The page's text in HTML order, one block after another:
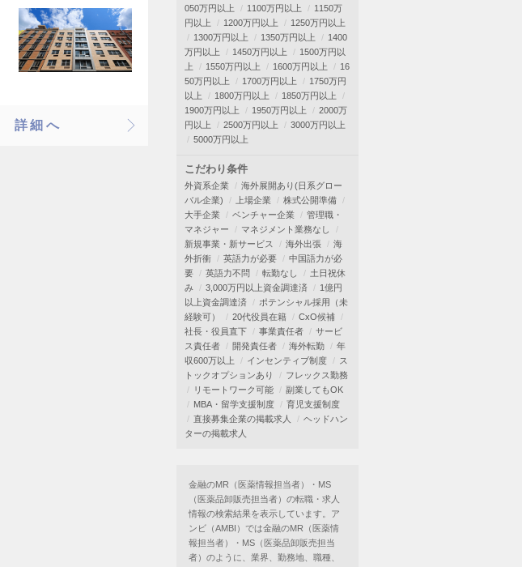
詳細へ
050万円以上
1100万円以上
1150万
円以上
1200万円以上
1250万円以上
1300万円以上
1350万円以上
1400
万円以上
1450万円以上
1500万円以
上
1550万円以上 1600万円以上
16
50万円以上
1700万円以上
1750万円
以上
1800万円以上
1850万円以上
1900万円以上
1950万円以上
2000万
円以上
2500万円以上
3000万円以上
5000万円以上
こだわり条件
外資系企業
海外展開あり(日系グロー
バル企業)
上場企業
株式公開準備
大手企業
ベンチャー企業
管理職・
マネジャー
マネジメント業務なし
新規事業・新サービス
海外出張
海
外折衝
英語力が必要
中国語力が必
要
英語力不問 転勤なし
土日祝休
み
3,000万円以上資金調達済
1億円
以上資金調達済
ポテンシャル採用（未
経験可）
20代役員在籍
CxO候補
社長・役員直下
事業責任者
サービ
ス責任者
開発責任者 海外転勤
年
収600万以上
インセンティブ制度
ス
トックオプションあり
フレックス勤務
リモートワーク可能
副業してもOK
MBA・留学支援制度
育児支援制度
直接募集企業の掲載求人
ヘッドハン
ターの掲載求人
金融のMR（医薬情報担当者）・MS
（医薬品卸販売担当者）の転職・求人
情報の検索結果を表示しています。ア
ンビ（AMBI）では金融のMR（医薬情
報担当者）・MS（医薬品卸販売担当
者）のように、業界、勤務地、職種、